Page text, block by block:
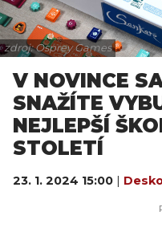
zdroj: Osprey Games
V NOVINCE
SNAŽÍTE
NEJLEPŠÍ
STOLETÍ
23. 1. 2024 15:00 |